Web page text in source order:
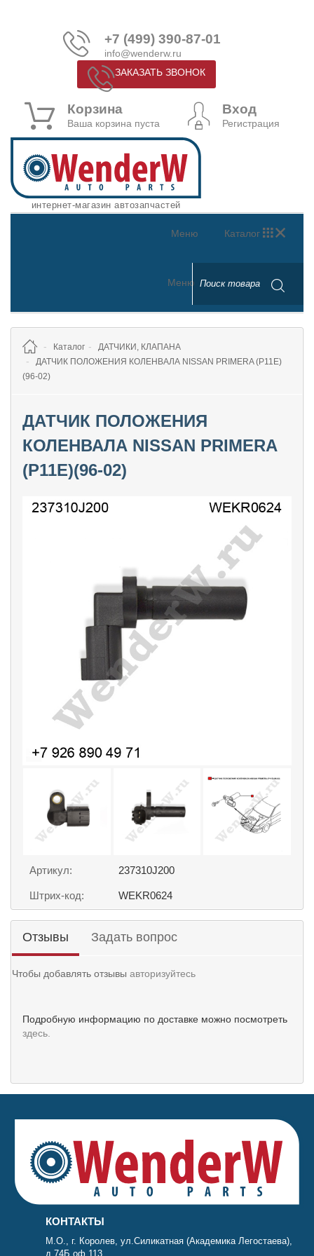
+7 (499) 390-87-01
info@wenderw.ru
ЗАКАЗАТЬ ЗВОНОК
Корзина
Ваша корзина пуста
Вход
Регистрация
интернет-магазин автозапчастей
Каталог
Меню
Меню
Каталог
ДАТЧИКИ, КЛАПАНА
ДАТЧИК ПОЛОЖЕНИЯ КОЛЕНВАЛА NISSAN PRIMERA (P11E)
(96-02)
ДАТЧИК ПОЛОЖЕНИЯ
КОЛЕНВАЛА NISSAN PRIMERA
(P11E)(96-02)
Артикул: 237310J200
Штрих-код: WEKR0624
Отзывы Задать вопрос
Чтобы добавлять отзывы авторизуйтесь
Подробную информацию по доставке можно посмотреть
здесь.
КОНТАКТЫ
М.О., г. Королев, ул.Силикатная (Академика Легостаева),
д.74Б оф.113